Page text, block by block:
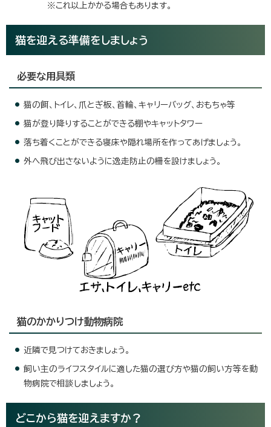
※これ以上かかる場合もあります。
猫を迎える準備をしましょう
必要な用具類
猫の餌、トイレ、爪とぎ板、首輪、キャリーバッグ、おもちゃ等
猫が登り降りすることができる棚やキャットタワー
落ち着くことができる寝床や隠れ場所を作ってあげましょう。
外へ飛び出さないように逸走防止の柵を設けましょう。
猫のかかりつけ動物病院
近隣で見つけておきましょう。
飼い主のライフスタイルに適した猫の選び方や猫の飼い方等を動
物病院で相談しましょう。
どこから猫を迎えますか？